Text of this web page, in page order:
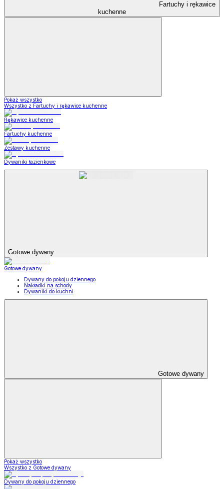
Fartuchy i rękawice
kuchenne
Pokaż wszystko
Wszystko z Fartuchy i rękawice kuchenne
Rękawice kuchenne
Fartuchy kuchenne
Zestawy kuchenne
Dywaniki łazienkowe
Gotowe dywany
Gotowe dywany
Dywany do pokoju dziennego
Nakładki na schody
Dywaniki do kuchni
Gotowe dywany
Pokaż wszystko
Wszystko z Gotowe dywany
Dywany do pokoju dziennego